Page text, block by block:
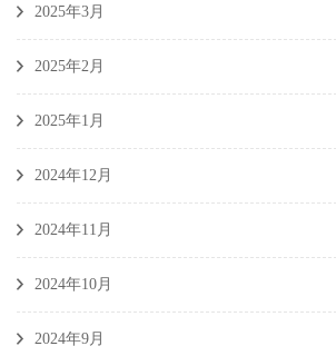
2025年3月
2025年2月
2025年1月
2024年12月
2024年11月
2024年10月
2024年9月